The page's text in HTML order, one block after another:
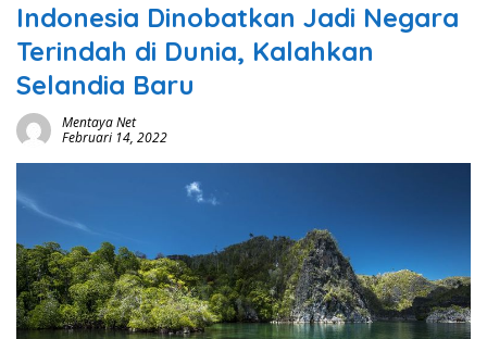
Indonesia Dinobatkan Jadi Negara
Terindah di Dunia, Kalahkan
Selandia Baru
Mentaya Net
Februari 14, 2022